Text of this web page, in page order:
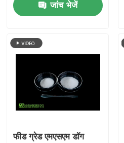
जांच भेजें
फीड ग्रेड एमएसएम डॉग